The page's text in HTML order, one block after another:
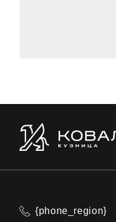
{phone_region}